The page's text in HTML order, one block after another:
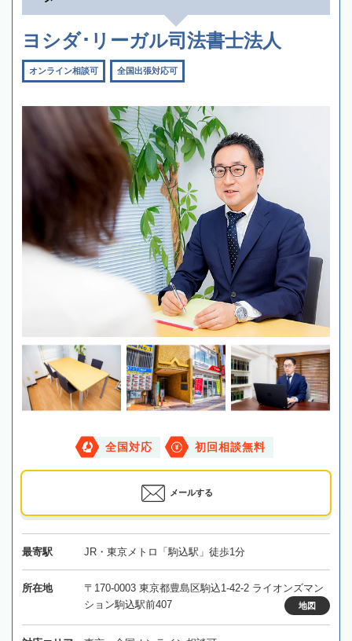
ヨシダ･リーガル司法書士法人
オンライン相談可 全国出張対応可
全国対応 初回相談無料
メールする
最寄駅 JR・東京メトロ「駒込駅」徒歩1分
所在地
〒170-0003 東京都豊島区駒込1-42-2 ライオンズマン
ション駒込駅前407
地図